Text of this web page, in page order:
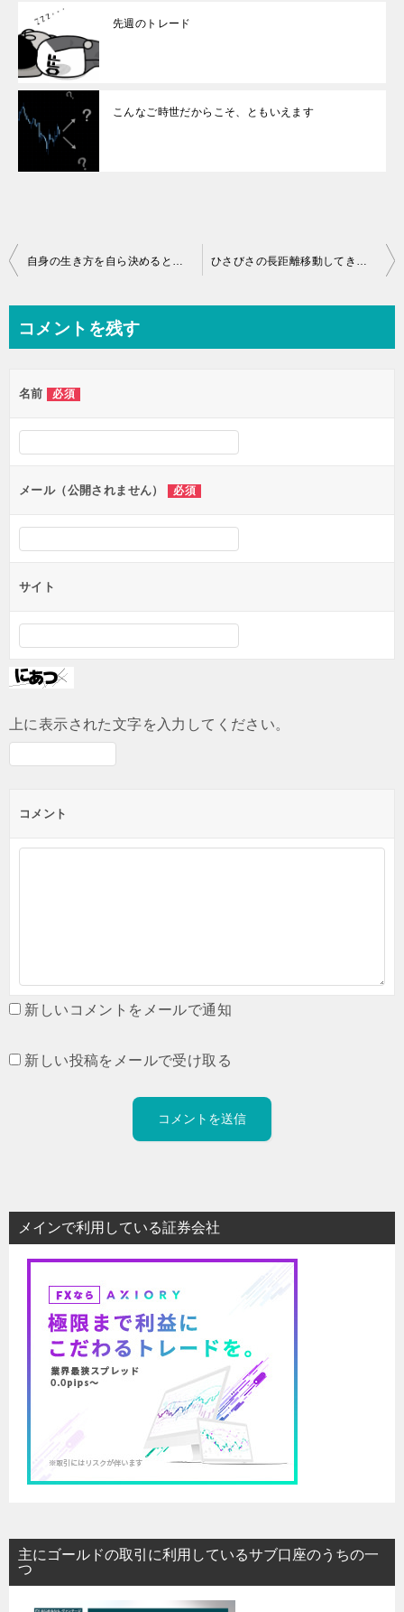
先週のトレード
こんなご時世だからこそ、ともいえます
投
ビ
ー
シ
ョ
ン
自身の生き方を自ら決めるということ ひさびさの長距離移動してきました
コメントを残す
名前 必須
メール（公開されません） 必須
サイト
上に表示された文字を入力してください。
コメント
新しいコメントをメールで通知
新しい投稿をメールで受け取る
メインで利用している証券会社
主にゴールドの取引に利用しているサブ口座のうちの一
つ